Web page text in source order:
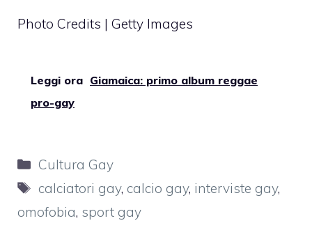
Photo Credits | Getty Images
Leggi ora Giamaica: primo album reggae
pro-gay
Categorie
Cultura Gay
Tag
calciatori gay, calcio gay, interviste gay,
omofobia, sport gay